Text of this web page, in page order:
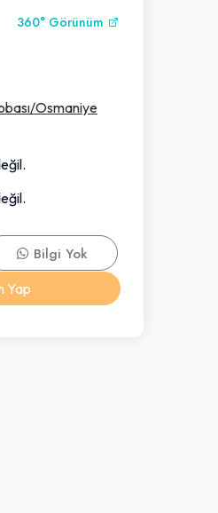
360° Görünüm
Osmaniye
Bilgi Yok
Yap